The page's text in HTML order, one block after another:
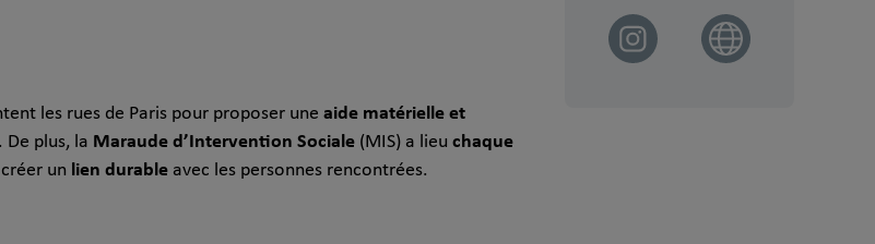
les rues de Paris pour proposer une aide matérielle et
plus, la Maraude d’Intervention Sociale (MIS) a lieu chaque
un lien durable avec les personnes rencontrées.